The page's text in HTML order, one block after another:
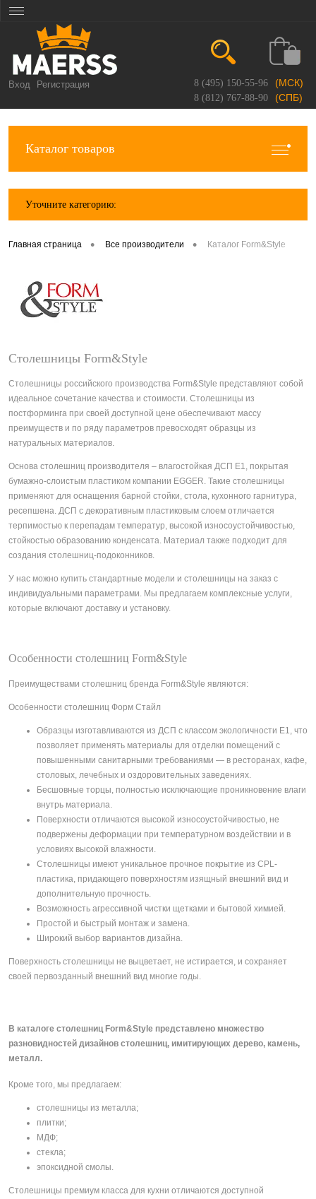
Вход Регистрация 8 (495) 150-55-96 (МСК)
8 (812) 767-88-90 (СПБ)
Каталог товаров
Уточните категорию:
Главная страница • Все производители • Каталог Form&Style
Столешницы Form&Style
Столешницы российского производства Form&Style представляют собой
идеальное сочетание качества и стоимости. Столешницы из
постформинга при своей доступной цене обеспечивают массу
преимуществ и по ряду параметров превосходят образцы из
натуральных материалов.
Основа столешниц производителя – влагостойкая ДСП Е1, покрытая
бумажно-слоистым пластиком компании EGGER. Такие столешницы
применяют для оснащения барной стойки, стола, кухонного гарнитура,
ресепшена. ДСП с декоративным пластиковым слоем отличается
терпимостью к перепадам температур, высокой износоустойчивостью,
стойкостью образованию конденсата. Материал также подходит для
создания столешниц-подоконников.
У нас можно купить стандартные модели и столешницы на заказ с
индивидуальными параметрами. Мы предлагаем комплексные услуги,
которые включают доставку и установку.
Особенности столешниц Form&Style
Преимуществами столешниц бренда Form&Style являются:
Особенности столешниц Форм Стайл
Образцы изготавливаются из ДСП с классом экологичности Е1, что
позволяет применять материалы для отделки помещений с
повышенными санитарными требованиями — в ресторанах, кафе,
столовых, лечебных и оздоровительных заведениях.
Бесшовные торцы, полностью исключающие проникновение влаги
внутрь материала.
Поверхности отличаются высокой износоустойчивостью, не
подвержены деформации при температурном воздействии и в
условиях высокой влажности.
Столешницы имеют уникальное прочное покрытие из CPL-
пластика, придающего поверхностям изящный внешний вид и
дополнительную прочность.
Возможность агрессивной чистки щетками и бытовой химией.
Простой и быстрый монтаж и замена.
Широкий выбор вариантов дизайна.
Поверхность столешницы не выцветает, не истирается, и сохраняет
своей первозданный внешний вид многие годы.
В каталоге столешниц Form&Style представлено множество
разновидностей дизайнов столешниц, имитирующих дерево, камень,
металл.
Кроме того, мы предлагаем:
столешницы из металла;
плитки;
МДФ;
стекла;
эпоксидной смолы.
Столешницы премиум класса для кухни отличаются доступной